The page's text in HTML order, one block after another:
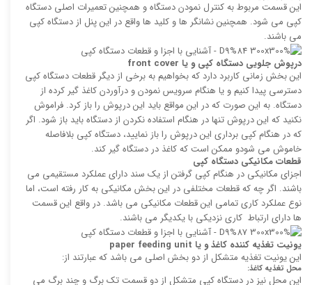
این قسمت مربوط به کنترل نمودن دستگاه و همچنین تعمیرات اصلی دستگاه
کپی می شود. همچنین نشانگر ها و کلید ها واقع در این پنل از دستگاه کپی
می باشند.
درپوش جلویی دستگاه کپی و یا front cover
این بخش زمانی کاربرد دارد که بخواهیم به برخی از دیگر قطعات دستگاه کپی
دسترسی پیدا کنیم و یا هنگام سرویس نمودن و درآوردن کاغذ گیر کرده از
دستگاه. به این صورت که در این مواقع باید این درپوش را باز کرد. فراموش
نکنید که این درپوش تنها در هنگام استفاده نکردن از دستگاه باید باز شود. اگر
که در هنگام کپی برداری این درپوش را باز نمایید، دستگاه کپی بلافاصله
خاموش می شودو ممکن است که کاغذ در دستگاه گیر کند.
قطعات مکانیکی دستگاه کپی
اجزای مکانیکی در هنگام کپی گرفتن از یک سند دارای عملکرد مستقیمی می
باشند. اگر چه که قطعات مختلفی در این بخش مکانیکی به کار رفته است، اما
نوع عملکرد کاری تمامی این قطعات مکانیکی می باشد. در واقع این قسمت
ها دارای ارتباط کاری نزدیکی با یکدیگر می باشند.
یونیت تغذیه کننده کاغذ و یا paper feeding unit
این یونیت تغذیه متشکل از دو بخش اصلی می باشد که عبارتند از:
محل تغذیه کاغذ:
این محل نیز در دستگاه کپی متشکل از دو قسمت تک برگ و چند برگ می